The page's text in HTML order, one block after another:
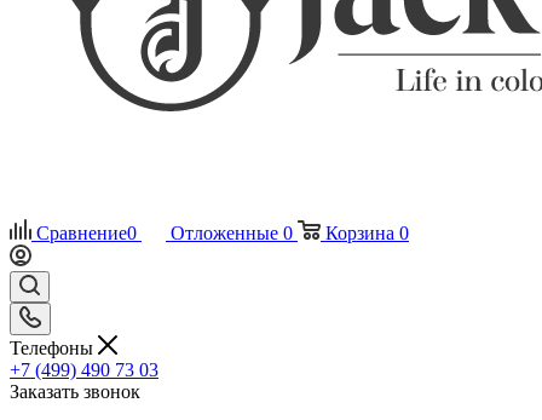
Сравнение0 Отложенные 0 Корзина 0
Телефоны
+7 (499) 490 73 03
Заказать звонок